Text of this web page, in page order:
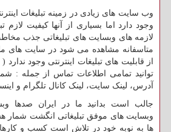
وب سایت های زیادی در زمینه تبلیغات
وجود دارد اما بسیاری از آنها کیفیت لازم
لازمه های وبسایت های تبلیغاتی جذب
متاسفانه مشاهده می شود در سایت های
از قابلیت های تبلیغات اینترنتی وجود
توانید تمامی اطلاعات تماس از جمله :
آدرس، لینک سایت، لینک کانال تلگرام و
جالب است بدانید ما در ایران صدها
وبسایت های موفق تبلیغاتی انگشت شمار
ها به نوبه خود در تلاش است کسب و